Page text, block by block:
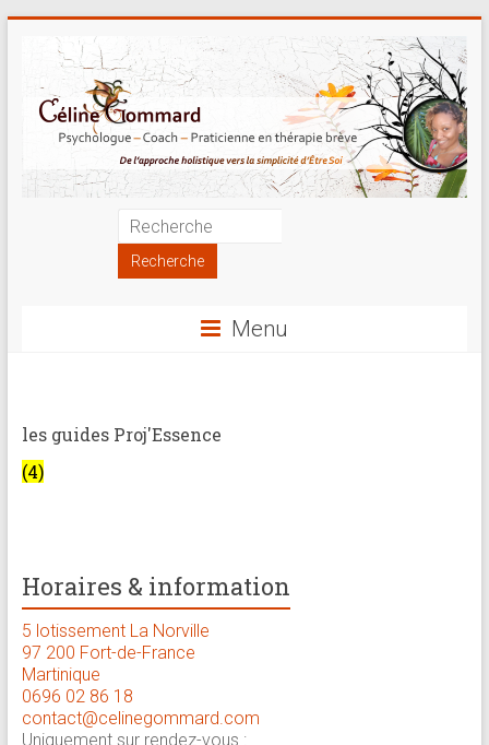
content
Psychologue
en
thérapie
holistique
psychologue,
coach
et
praticienne
Menu
les guides Proj'Essence
(4)
Horaires & information
5 lotissement La Norville
97 200 Fort-de-France
Martinique
0696 02 86 18
contact@celinegommard.com
Uniquement sur rendez-vous :